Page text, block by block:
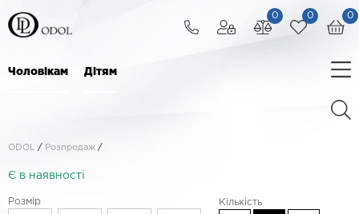
0
0
0
Чоловікам Дітям
ODOL / Розпродаж /
Є в наявності
Розмір Кількість